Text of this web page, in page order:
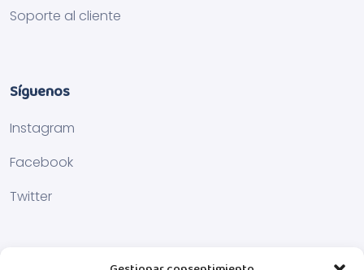
Soporte al cliente
Síguenos
Instagram
Facebook
Twitter